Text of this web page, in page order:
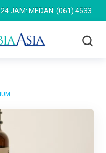
MEDAN: (061) 4533 636